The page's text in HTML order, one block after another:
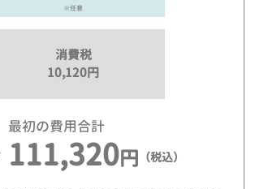
※任意
消費税
10,120円
最初の費用合計
111,320円 （税込）